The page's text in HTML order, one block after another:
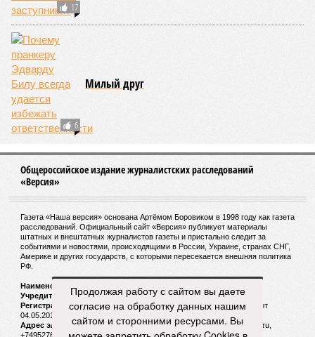
17
6
Милый друг
Общероссийское издание журналистских расследований
«Версия»
Газета «Наша версия» основана Артёмом Боровиком в 1998 году как газета
расследований. Официальный сайт «Версия» публикует материалы
штатных и внештатных журналистов газеты и пристально следит за
событиями и новостями, происходящими в России, Украине, странах СНГ,
Америке и других государств, с которыми пересекается внешняя политика
РФ.
Наименование:
Учредитель:
ООО «Версия»,Главный редактор:Горевой Р. Г.
Регистрационный номер Роскомнадзора:ЭЛ № ФС 77 - 72681 от
04.05.2018 г.
Адрес электронной почты и телефон редакции:versia@versia.ru,
+74952760348
Продолжая работу с сайтом вы даете
согласие на обработку данных нашим
сайтом и сторонними ресурсами. Вы